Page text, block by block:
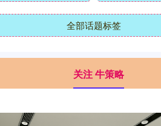
全部话题标签
关注 牛策略